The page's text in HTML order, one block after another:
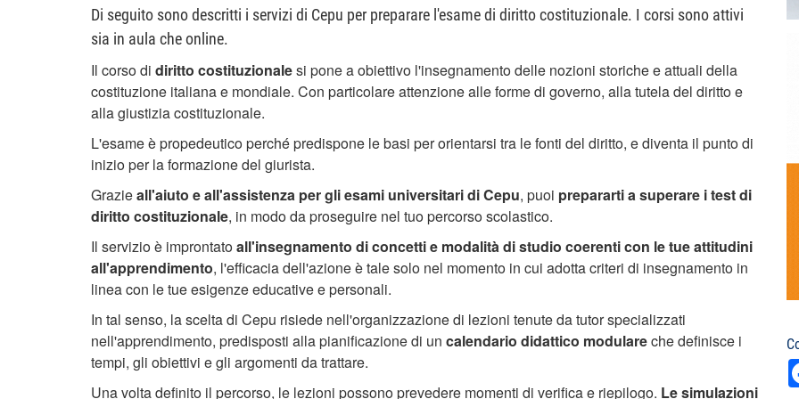
Di seguito sono descritti i servizi di Cepu per preparare l'esame di diritto costituzionale. I corsi sono attivi
sia in aula che online.
Il corso di diritto costituzionalesi pone a obiettivo l'insegnamento delle nozioni storiche e attuali della
costituzione italiana e mondiale. Con particolare attenzione alle forme di governo, alla tutela del diritto e
alla giustizia costituzionale.
L'esame è propedeutico perché predispone le basi per orientarsi tra le fonti del diritto, e diventa il punto di
inizio per la formazione del giurista.
Grazieall'aiuto e all'assistenza per gli esami universitari di Cepu, puoi prepararti a superare i test di
diritto costituzionale, in modo da proseguire nel tuo percorso scolastico.
Il servizio è improntatoall'insegnamento di concetti e modalità di studio coerenti con le tue attitudini
all'apprendimento, l'efficacia dell'azione è tale solo nel momento in cui adotta criteri di insegnamento in
linea con le tue esigenze educative e personali.
In tal senso, la scelta di Cepu risiede nell'organizzazione di lezioni tenute da tutor specializzati
nell'apprendimento, predisposti alla pianificazione di un calendario didattico modulareche definisce i
tempi, gli obiettivi e gli argomenti da trattare.
Una volta definito il percorso, le lezioni possono prevedere momenti di verifica e riepilogo. Le simulazioni